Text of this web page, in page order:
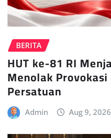
BERITA
HUT ke-81 RI
Menolak
Persatuan
Admin Aug 9, 2026